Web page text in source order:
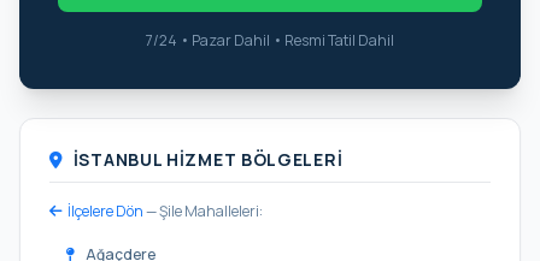
7/24 • Pazar Dahil • Resmi Tatil Dahil
İSTANBUL HIZMET BÖLGELERI
İlçelere Dön— Şile Mahalleleri:
Ağaçdere